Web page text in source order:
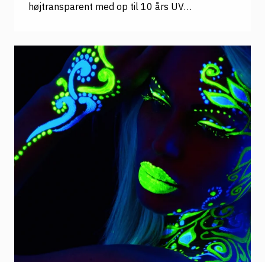
højtransparent med op til 10 års UV
overflade, der tåler rengøring med de fleste
solvente rengøringsmidler. Udendørs
holdbarhed: op til 4 år